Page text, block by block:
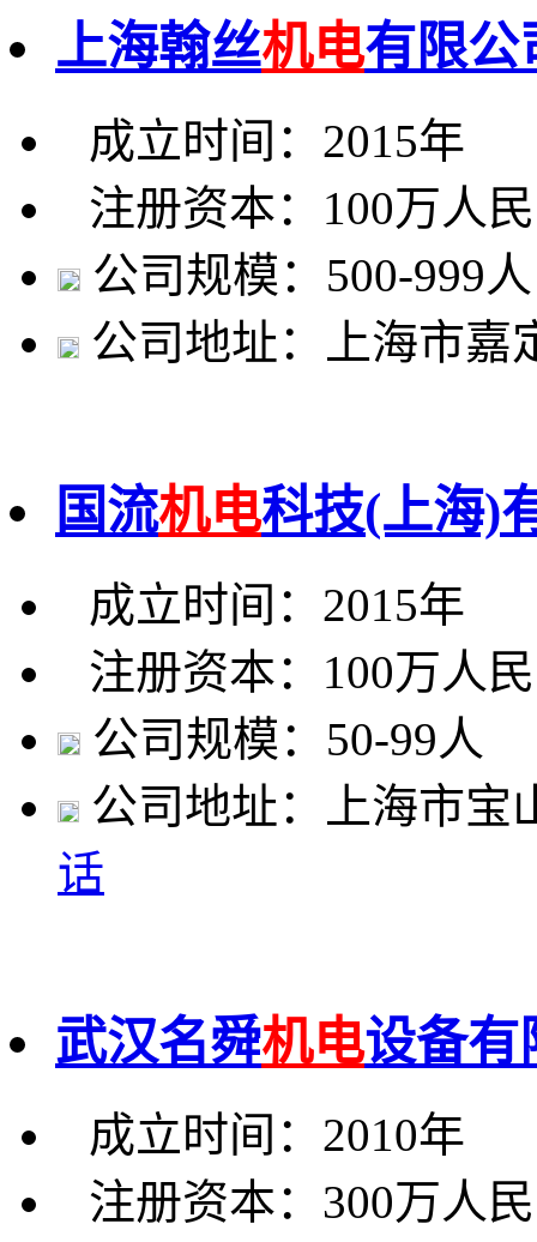
上海翰丝机电有限公
成立时间：2015年
注册资本：100万人
公司规模：500-999人
公司地址：上海市嘉
国流机电科技(上海)
成立时间：2015年
注册资本：100万人
公司规模：50-99人
公司地址：上海市宝
话
武汉名舜机电设备有
成立时间：2010年
注册资本：300万人